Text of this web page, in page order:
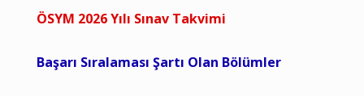
ÖSYM 2026 Yılı Sınav Takvimi
Başarı Sıralaması Şartı Olan Bölümler